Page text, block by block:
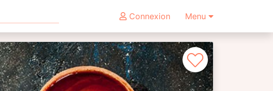
Connexion Menu